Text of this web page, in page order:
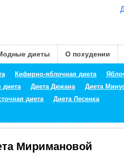
Кефирно-яблочная диета
диета Диета Дюкана Диета
диета Диета Лесенка
диеты О похудении
Миримановой